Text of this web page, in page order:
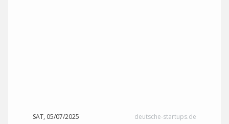
SAT, 05/07/2025 deutsche-startups.de